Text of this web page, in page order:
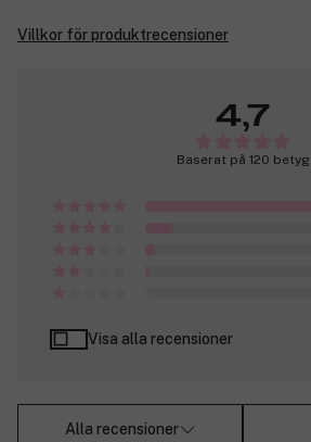
Villkor för produktrecensioner
4,7
Baserat på 120 betyg
Visa alla recensioner
Alla recensioner